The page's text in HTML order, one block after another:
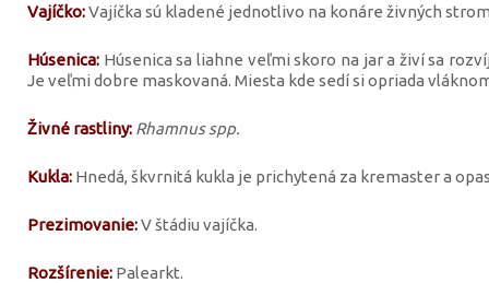
Vajíčko:Vajíčka sú kladené jednotlivo na konáre živných
Húsenica: Húsenica sa liahne veľmi skoro na jar a živí sa
Je veľmi dobre maskovaná. Miesta kde sedí si opriada
Živné rastliny: Rhamnus spp.
Kukla: Hnedá, škvrnitá kukla je prichytená za kremaster a
Prezimovanie:V štádiu vajíčka.
Rozšírenie: Palearkt.